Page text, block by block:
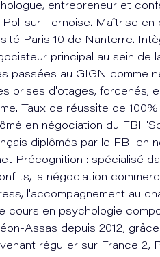
entrepreneur et
Pol-sur-Ternoise. Maîtrise en
Paris 10 de Nanterre.
principal au sein de
passées au GIGN comme
prises d'otages, forcenés,
Taux de réussite de
en négociation du FBI
diplômés par le FBI en
Précognition : spécialisé
la négociation
l'accompagnement au
cours en psychologie
Assas depuis 2012,
régulier sur France 2,